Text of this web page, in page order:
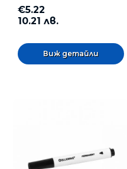
€5.22
10.21 лв.
Виж детайли